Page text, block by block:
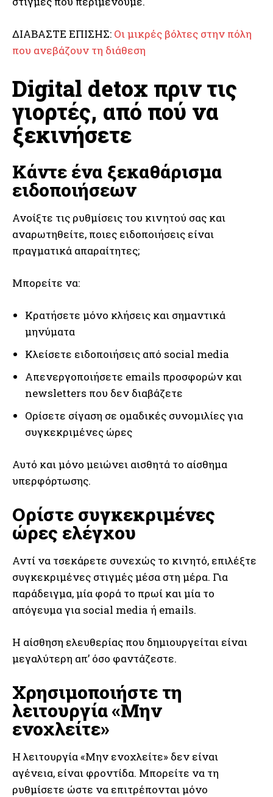
ΔΙΑΒΑΣΤΕ ΕΠΙΣΗΣ: Οι μικρές βόλτες στην πόλη
που ανεβάζουν τη διάθεση
Digital detox πριν τις
γιορτές, από πού να
ξεκινήσετε
Κάντε ένα ξεκαθάρισμα
ειδοποιήσεων
Ανοίξτε τις ρυθμίσεις του κινητού σας και
αναρωτηθείτε, ποιες ειδοποιήσεις είναι
πραγματικά απαραίτητες;
Μπορείτε να:
Κρατήσετε μόνο κλήσεις και σημαντικά
μηνύματα
Κλείσετε ειδοποιήσεις από social media
Απενεργοποιήσετε emails προσφορών και
newsletters που δεν διαβάζετε
Ορίσετε σίγαση σε ομαδικές συνομιλίες για
συγκεκριμένες ώρες
Αυτό και μόνο μειώνει αισθητά το αίσθημα
υπερφόρτωσης.
Ορίστε συγκεκριμένες
ώρες ελέγχου
Αντί να τσεκάρετε συνεχώς το κινητό, επιλέξτε
συγκεκριμένες στιγμές μέσα στη μέρα. Για
παράδειγμα, μία φορά το πρωί και μία το
απόγευμα για social media ή emails.
Η αίσθηση ελευθερίας που δημιουργείται είναι
μεγαλύτερη απ’ όσο φαντάζεστε.
Χρησιμοποιήστε τη
λειτουργία «Μην
ενοχλείτε»
Η λειτουργία «Μην ενοχλείτε» δεν είναι
αγένεια, είναι φροντίδα. Μπορείτε να τη
ρυθμίσετε ώστε να επιτρέπονται μόνο